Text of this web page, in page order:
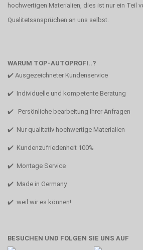
hochwertigen Materialien, dies ist nur ein Teil
Qualitetsansprüchen an uns selbst.
WARUM TOP-AUTOPROFI..?
✔️ Ausgezeichneter Kundenservice
✔️ Individuelle und kompetente Beratung
✔️ Persönliche bearbeitung Ihrer Anfragen
✔️ Nur qualitativ hochwertige Materialien
✔️ Kundenzufriedenheit 100%
✔️ Montage Service
✔️ Made in Germany
✔️ weil wir es können!
BESUCHEN UND FOLGEN SIE UNS AUF